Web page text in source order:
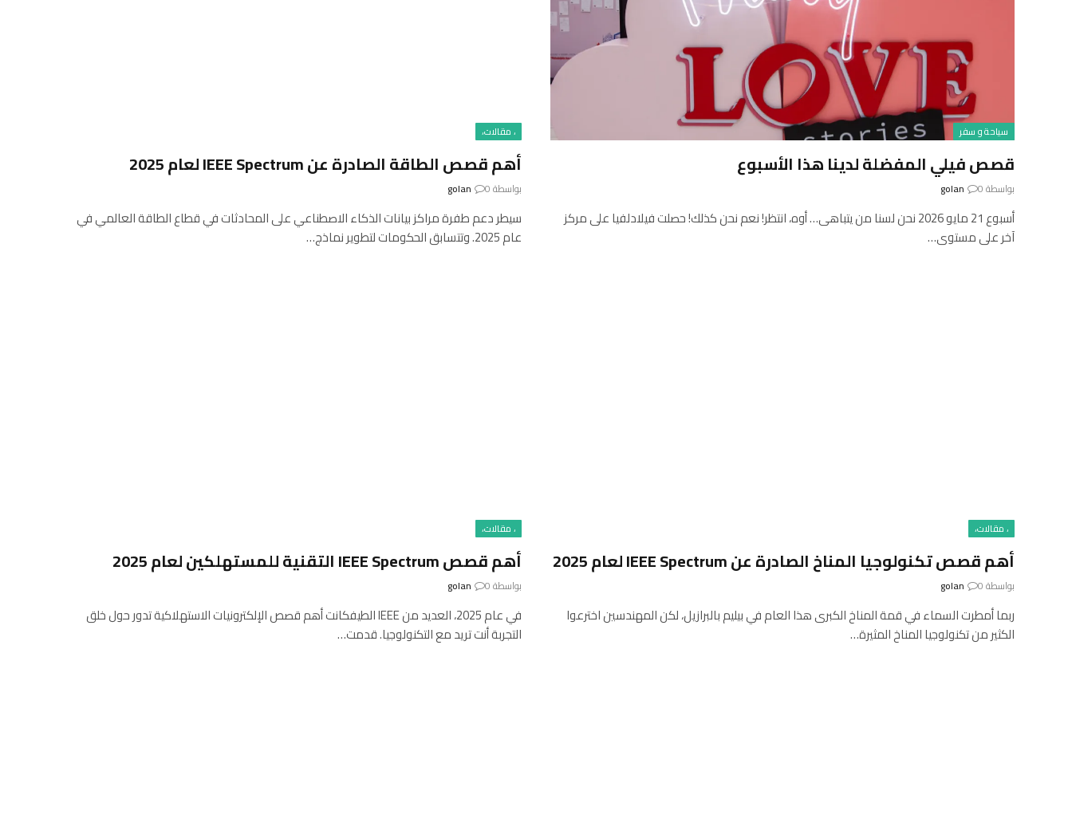
سياحة و سفر
قصص فيلي المفضلة لدينا هذا الأسبوع
بواسطة golan 0
أسبوع 21 مايو 2026 نحن لسنا من يتباهى… أوه، انتظر! نعم نحن كذلك! حصلت فيلادلفيا على مركز
آخر على مستوى…
، مقالات،
أهم قصص الطاقة الصادرة عن IEEE Spectrum لعام 2025
بواسطة golan 0
سيطر دعم طفرة مراكز بيانات الذكاء الاصطناعي على المحادثات في قطاع الطاقة العالمي في
عام 2025. وتتسابق الحكومات لتطوير نماذج…
، مقالات،
أهم قصص تكنولوجيا المناخ الصادرة عن IEEE Spectrum لعام 2025
بواسطة golan 0
ربما أمطرت السماء في قمة المناخ الكبرى هذا العام في بيليم بالبرازيل، لكن المهندسين اخترعوا
الكثير من تكنولوجيا المناخ المثيرة…
، مقالات،
أهم قصص IEEE Spectrum التقنية للمستهلكين لعام 2025
بواسطة golan 0
في عام 2025، العديد من IEEE الطيفكانت أهم قصص الإلكترونيات الاستهلاكية تدور حول خلق
التجربة أنت تريد مع التكنولوجيا. قدمت…